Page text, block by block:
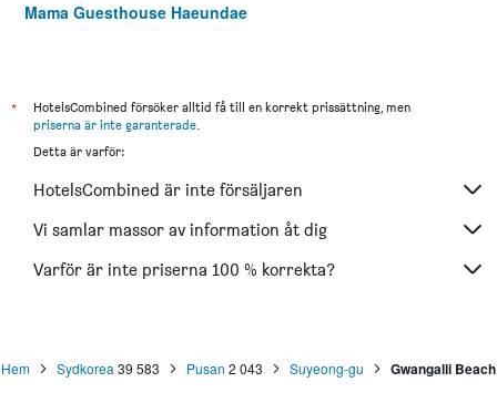
Mama Guesthouse Haeundae
Stanford Hotel Busan
Busan Station Busan View Hotel
Marianne Hotel
Hound Premier Nampo
Fairfield by Marriott Busan Songdo Beach
*
HotelsCombined försöker alltid få till en korrekt prissättning, men
priserna är inte garanterade.
Detta är varför:
HotelsCombined är inte försäljaren
Vi samlar massor av information åt dig
Varför är inte priserna 100 % korrekta?
Hem Sydkorea 39 583 Pusan 2 043 Suyeong-gu Gwangalli Beach